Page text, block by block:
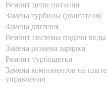
Ремонт цепи питания
Замена турбины (двигателя)
Замена дисплея
Ремонт системы подачи воды
Замена разъема зарядки
Ремонт турбощетки
Замена компонентов на плате
управления